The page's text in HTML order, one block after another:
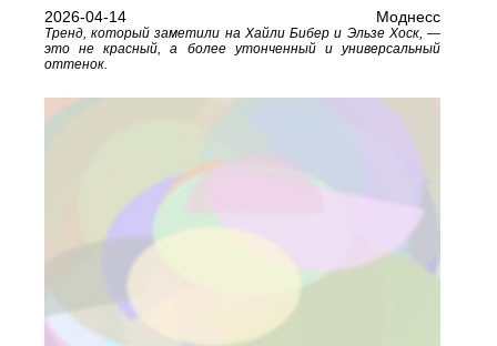
2026-04-14 Моднесс
Тренд, который заметили на Хайли Бибер и Эльзе Хоск, —
это не красный, а более утонченный и универсальный
оттенок.